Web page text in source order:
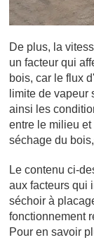
De plus, la
un facteur qui
bois, car le flux
limite de vapeur
ainsi les
entre le milieu
séchage du bois,
Le contenu ci-
aux facteurs qui
séchoir à
fonctionnement
Pour en savoir